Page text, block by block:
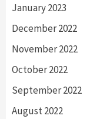
January 2023
December 2022
November 2022
October 2022
September 2022
August 2022